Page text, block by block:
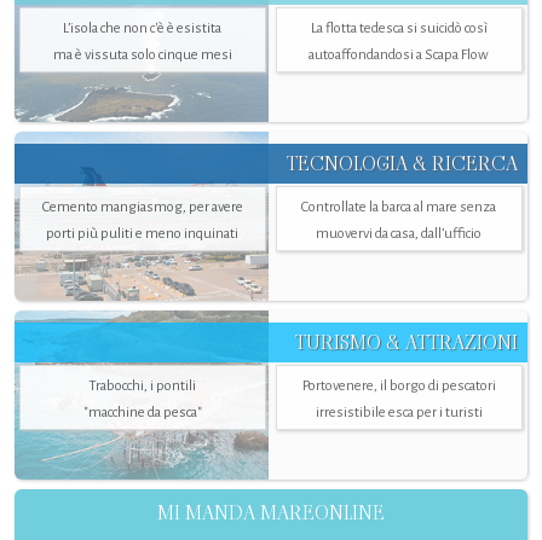
L’isola che non c'è è esistita
ma è vissuta solo cinque mesi
La flotta tedesca si suicidò così
autoaffondandosi a Scapa Flow
TECNOLOGIA & RICERCA
Cemento mangiasmog, per avere
porti più puliti e meno inquinati
Controllate la barca al mare senza
muovervi da casa, dall’ufficio
TURISMO & ATTRAZIONI
Trabocchi, i pontili
"macchine da pesca"
Portovenere, il borgo di pescatori
irresistibile esca per i turisti
MI MANDA MAREONLINE